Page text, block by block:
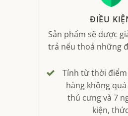
ĐIỀU
Sản phẩm sẽ được
trả nếu thoả những
Tính từ thời
hàng không
thú cưng và 7
kiện,